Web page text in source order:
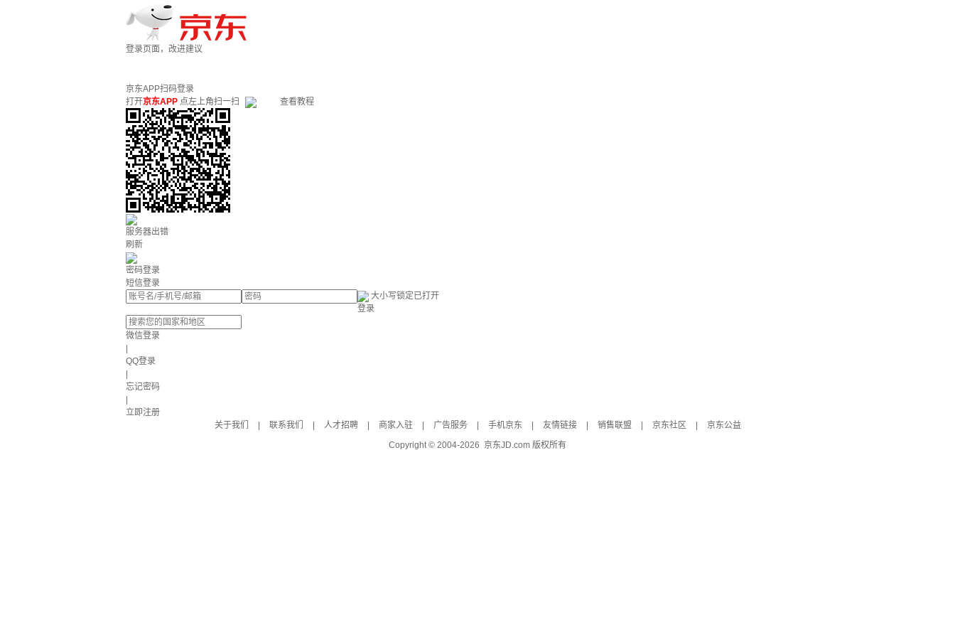
登录页面，改进建议
京东APP扫码登录
打开京东APP 点左上角扫一扫 查看教程
服务器出错
刷新
密码登录
短信登录
大小写锁定已打开
登录
微信登录
QQ登录
忘记密码
立即注册
关于我们
联系我们 人才招聘 商家入驻 广告服务 手机京东 友情链接 销售联盟 京东社区
京东公益
Copyright © 2004-2026 京东JD.com 版权所有